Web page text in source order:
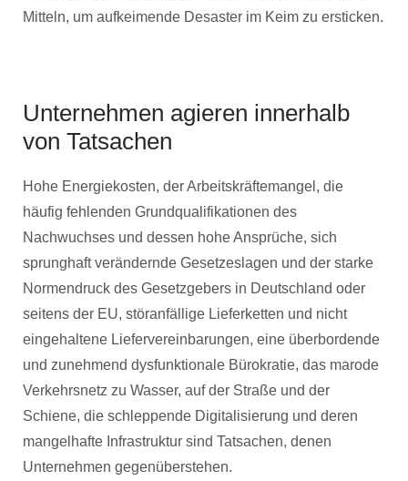
Mitteln, um aufkeimende Desaster im Keim zu ersticken.
Unternehmen agieren innerhalb
von Tatsachen
Hohe Energiekosten, der Arbeitskräftemangel, die
häufig fehlenden Grundqualifikationen des
Nachwuchses und dessen hohe Ansprüche, sich
sprunghaft verändernde Gesetzeslagen und der starke
Normendruck des Gesetzgebers in Deutschland oder
seitens der EU, störanfällige Lieferketten und nicht
eingehaltene Liefervereinbarungen, eine überbordende
und zunehmend dysfunktionale Bürokratie, das marode
Verkehrsnetz zu Wasser, auf der Straße und der
Schiene, die schleppende Digitalisierung und deren
mangelhafte Infrastruktur sind Tatsachen, denen
Unternehmen gegenüberstehen.